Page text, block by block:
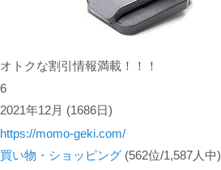
オトクな割引情報満載！！！
6
2021年12月 (1686日)
https://momo-geki.com/
買い物・ショッピング (562位/1,587人中)